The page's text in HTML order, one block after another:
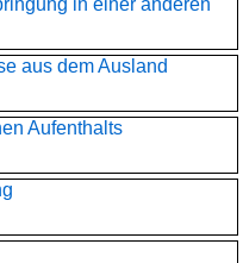
in einer anderen
aus dem Ausland
Aufenthalts